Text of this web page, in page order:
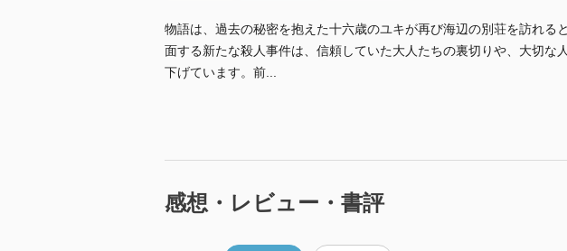
物語は、過去の秘密を抱えた十六歳のユキが再び海辺の別荘を訪れる
面する新たな殺人事件は、信頼していた大人たちの裏切りや、大切な
下げています。前...
感想・レビュー・書評